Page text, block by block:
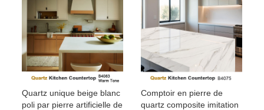
Quartz unique beige blanc
poli par pierre artificielle de
Comptoir en pierre de
quartz composite imitation